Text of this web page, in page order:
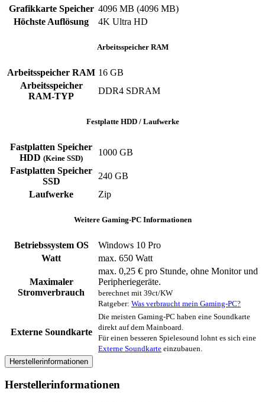
Grafikkarte Speicher 4096 MB (4096 MB)
Höchste Auflösung
4K Ultra HD
Arbeitsspeicher RAM
Arbeitsspeicher RAM 16 GB
Arbeitsspeicher
RAM-TYP
DDR4 SDRAM
Festplatte HDD / Laufwerke
Fastplatten Speicher
HDD (Keine SSD)
1000 GB
Fastplatten Speicher
SSD
240 GB
Laufwerke
Zip
Weitere Gaming-PC Informationen
Betriebssystem OS
Windows 10 Pro
Watt
max. 650 Watt
Maximaler
Stromverbrauch
max. 0,25 € pro Stunde, ohne Monitor und
Peripheriegeräte.
berechnet mit 39ct/KW
Ratgeber: Was verbraucht mein Gaming-PC?
Externe Soundkarte
Die meisten Gaming-PC haben eine Soundkarte
direkt auf dem Mainboard.
Für einen besseren Spielesound lohnt es sich eine
Externe Soundkarte einzubauen.
Herstellerinformationen
Herstellerinformationen